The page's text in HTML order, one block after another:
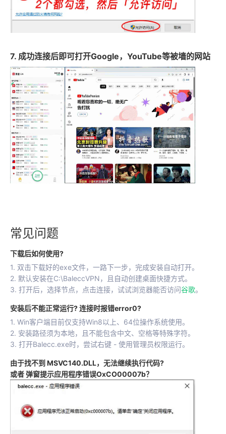
7. 成功连接后即可打开Google，YouTube等被墙的网站
常见问题
下载后如何使用?
1. 双击下载好的exe文件，一路下一步，完成安装自动打开。
2. 默认安装在C:\BaleccVPN，且自动创建桌面快捷方式。
3. 打开后，选择节点，点击连接，试试浏览器能否访问谷歌。
安装后不能正常运行? 连接时报错error0?
1. Win客户端目前仅支持Win8以上、64位操作系统使用。
2. 安装路径须为本地，且不能包含中文、空格等特殊字符。
3. 打开Balecc.exe时，尝试右键 - 使用管理员权限运行。
由于找不到 MSVC140.DLL，无法继续执行代码?
或者 弹窗提示应用程序错误OxCO00007b？